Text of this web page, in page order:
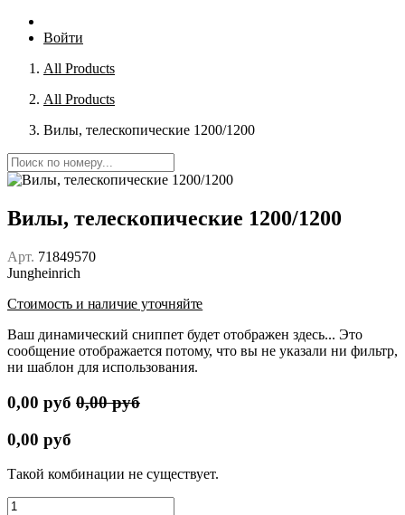
Войти
All Products
All Products
Вилы, телескопические 1200/1200
Вилы, телескопические 1200/1200
Арт. 71849570
Jungheinrich
Стоимость и наличие уточняйте
Ваш динамический сниппет будет отображен здесь... Это
сообщение отображается потому, что вы не указали ни фильтр,
ни шаблон для использования.
0,00 руб 0,00руб
0,00 руб
Такой комбинации не существует.